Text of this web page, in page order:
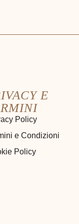
E
Policy
e Condizioni
Policy